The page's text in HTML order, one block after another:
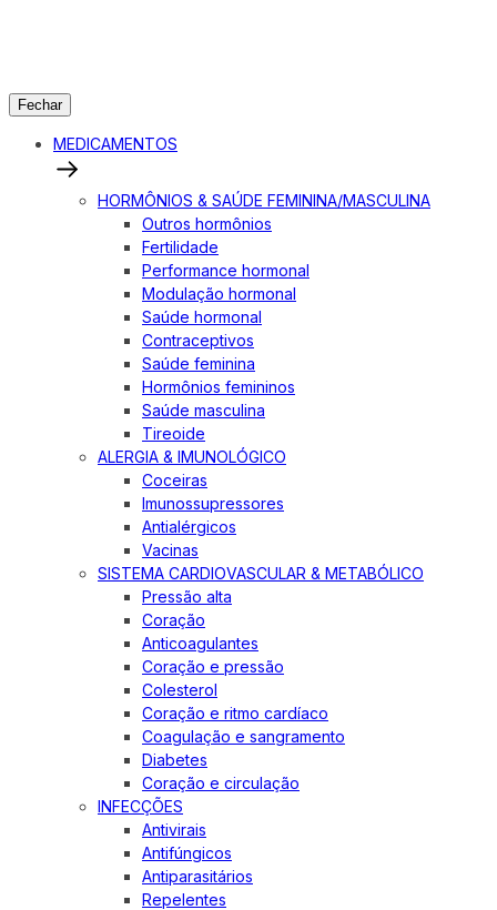
Fechar
MEDICAMENTOS
HORMÔNIOS & SAÚDE FEMININA/MASCULINA
Outros hormônios
Fertilidade
Performance hormonal
Modulação hormonal
Saúde hormonal
Contraceptivos
Saúde feminina
Hormônios femininos
Saúde masculina
Tireoide
ALERGIA & IMUNOLÓGICO
Coceiras
Imunossupressores
Antialérgicos
Vacinas
SISTEMA CARDIOVASCULAR & METABÓLICO
Pressão alta
Coração
Anticoagulantes
Coração e pressão
Colesterol
Coração e ritmo cardíaco
Coagulação e sangramento
Diabetes
Coração e circulação
INFECÇÕES
Antivirais
Antifúngicos
Antiparasitários
Repelentes